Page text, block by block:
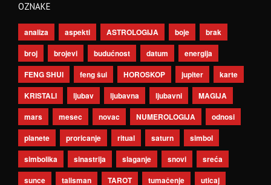
OZNAKE
analiza aspekti ASTROLOGIJA boje
brak
broj
brojevi budućnost datum
energija
FENG SHUI
feng šui HOROSKOP jupiter
karte
KRISTALI
ljubav ljubavna ljubavni
MAGIJA
mars
mesec novac NUMEROLOGIJA
odnosi
planete
proricanje ritual saturn
simbol
simbolika
sinastrija slaganje snovi
sreća
sunce
talisman TAROT tumačenje uticaj